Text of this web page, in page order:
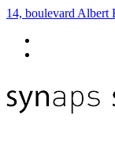
14, boulevard Albert